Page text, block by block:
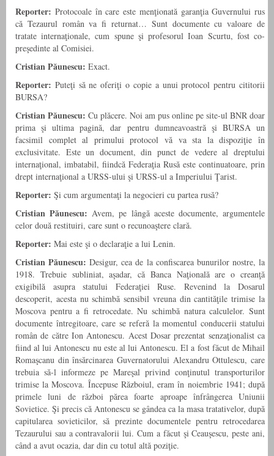
Reporter: Protocoale în care este menţionată garanţia Guvernului rus
că Tezaurul român va fi returnat… Sunt documente cu valoare de
tratate internaţionale, cum spune şi profesorul Ioan Scurtu, fost co-
preşedinte al Comisiei.
Cristian Păunescu: Exact.
Reporter: Puteţi să ne oferiţi o copie a unui protocol pentru cititorii
BURSA?
Cristian Păunescu: Cu plăcere. Noi am pus online pe site-ul BNR doar
prima şi ultima pagină, dar pentru dumneavoastră şi BURSA un
facsimil complet al primului protocol vă va sta la dispoziţie în
exclusivitate. Este un document, din punct de vedere al dreptului
internaţional, imbatabil, fiindcă Federaţia Rusă este continuatoare, prin
drept internaţional a URSS-ului şi URSS-ul a Imperiului Ţarist.
Reporter: Şi cum argumentaţi la negocieri cu partea rusă?
Cristian Păunescu: Avem, pe lângă aceste documente, argumentele
celor două restituiri, care sunt o recunoaştere clară.
Reporter: Mai este şi o declaraţie a lui Lenin.
Cristian Păunescu: Desigur, cea de la confiscarea bunurilor nostre, la
1918. Trebuie subliniat, aşadar, că Banca Naţională are o creanţă
exigibilă asupra statului Federaţiei Ruse. Revenind la Dosarul
descoperit, acesta nu schimbă sensibil vreuna din cantităţile trimise la
Mos­cova pentru a fi retrocedate. Nu schimbă natura calculelor. Sunt
documente întregitoare, care se referă la momentul conducerii statului
român de către Ion Antonescu. Acest Dosar prezentat senzaţionalist ca
fiind al lui Antonescu nu este al lui Antonescu. El a fost făcut de Mihail
Romaşcanu din însărcinarea Guvernatorului Alexandru Ottulescu, care
trebuia să-l informeze pe Mareşal privind conţinutul transporturilor
trimise la Moscova. Începuse Războiul, eram în noiembrie 1941; după
primele luni de război părea foarte aproape înfrângerea Uniunii
Sovietice. Şi precis că Antones­cu se gândea ca la masa tratativelor, după
capitularea sovieticilor, să prezinte documentele pentru retrocedarea
Tezaurului sau a contravalorii lui. Cum a făcut şi Ceauşescu, peste ani,
când a avut ocazia, dar din cu totul altă poziţie.